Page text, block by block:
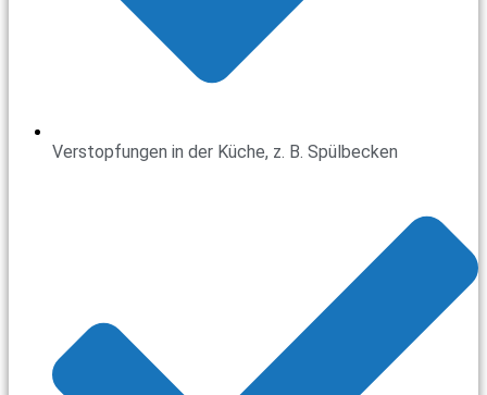
Verstopfungen in der Küche, z. B. Spülbecken